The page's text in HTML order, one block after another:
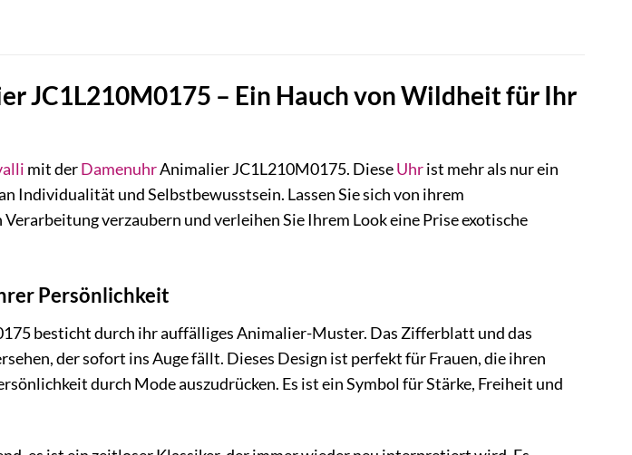
JC1L210M0175 – Ein Hauch von Wildheit für Ihr
mit derDamenuhrAnimalier JC1L210M0175. DieseUhrist mehr als nur ein
Individualität und Selbstbewusstsein. Lassen Sie sich von ihrem
verzaubern und verleihen Sie Ihrem Look eine Prise exotische
Persönlichkeit
besticht durch ihr auffälliges Animalier-Muster. Das Zifferblatt und das
der sofort ins Auge fällt. Dieses Design ist perfekt für Frauen, die ihren
durch Mode auszudrücken. Es ist ein Symbol für Stärke, Freiheit und